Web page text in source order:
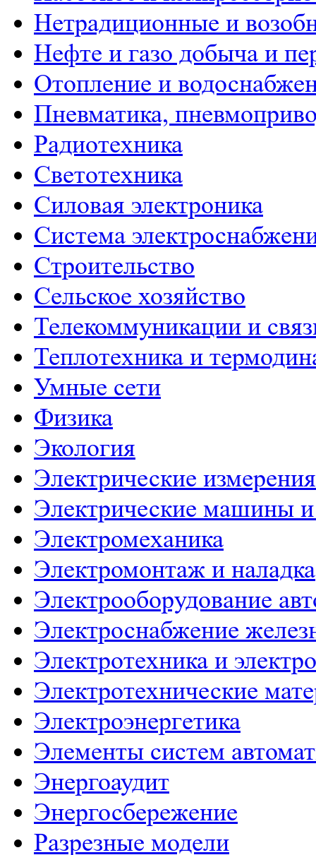
Нетрадиционные и
Нефте и газо добыча и
Отопление и
Пневматика,
Радиотехника
Светотехника
Силовая электроника
Система
Строительство
Сельское хозяйство
Телекоммуникации и
Теплотехника и
Умные сети
Физика
Экология
Электрические измерения
Электрические машины
Электромеханика
Электромонтаж и наладка
Электрооборудование
Электроснабжение
Электротехника и
Электротехнические
Электроэнергетика
Элементы систем
Энергоаудит
Энергосбережение
Разрезные модели